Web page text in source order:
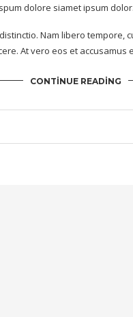
dolore siamet ipsum dolor.
Nam libero tempore,
At vero eos et accusamus
CONTINUE READING